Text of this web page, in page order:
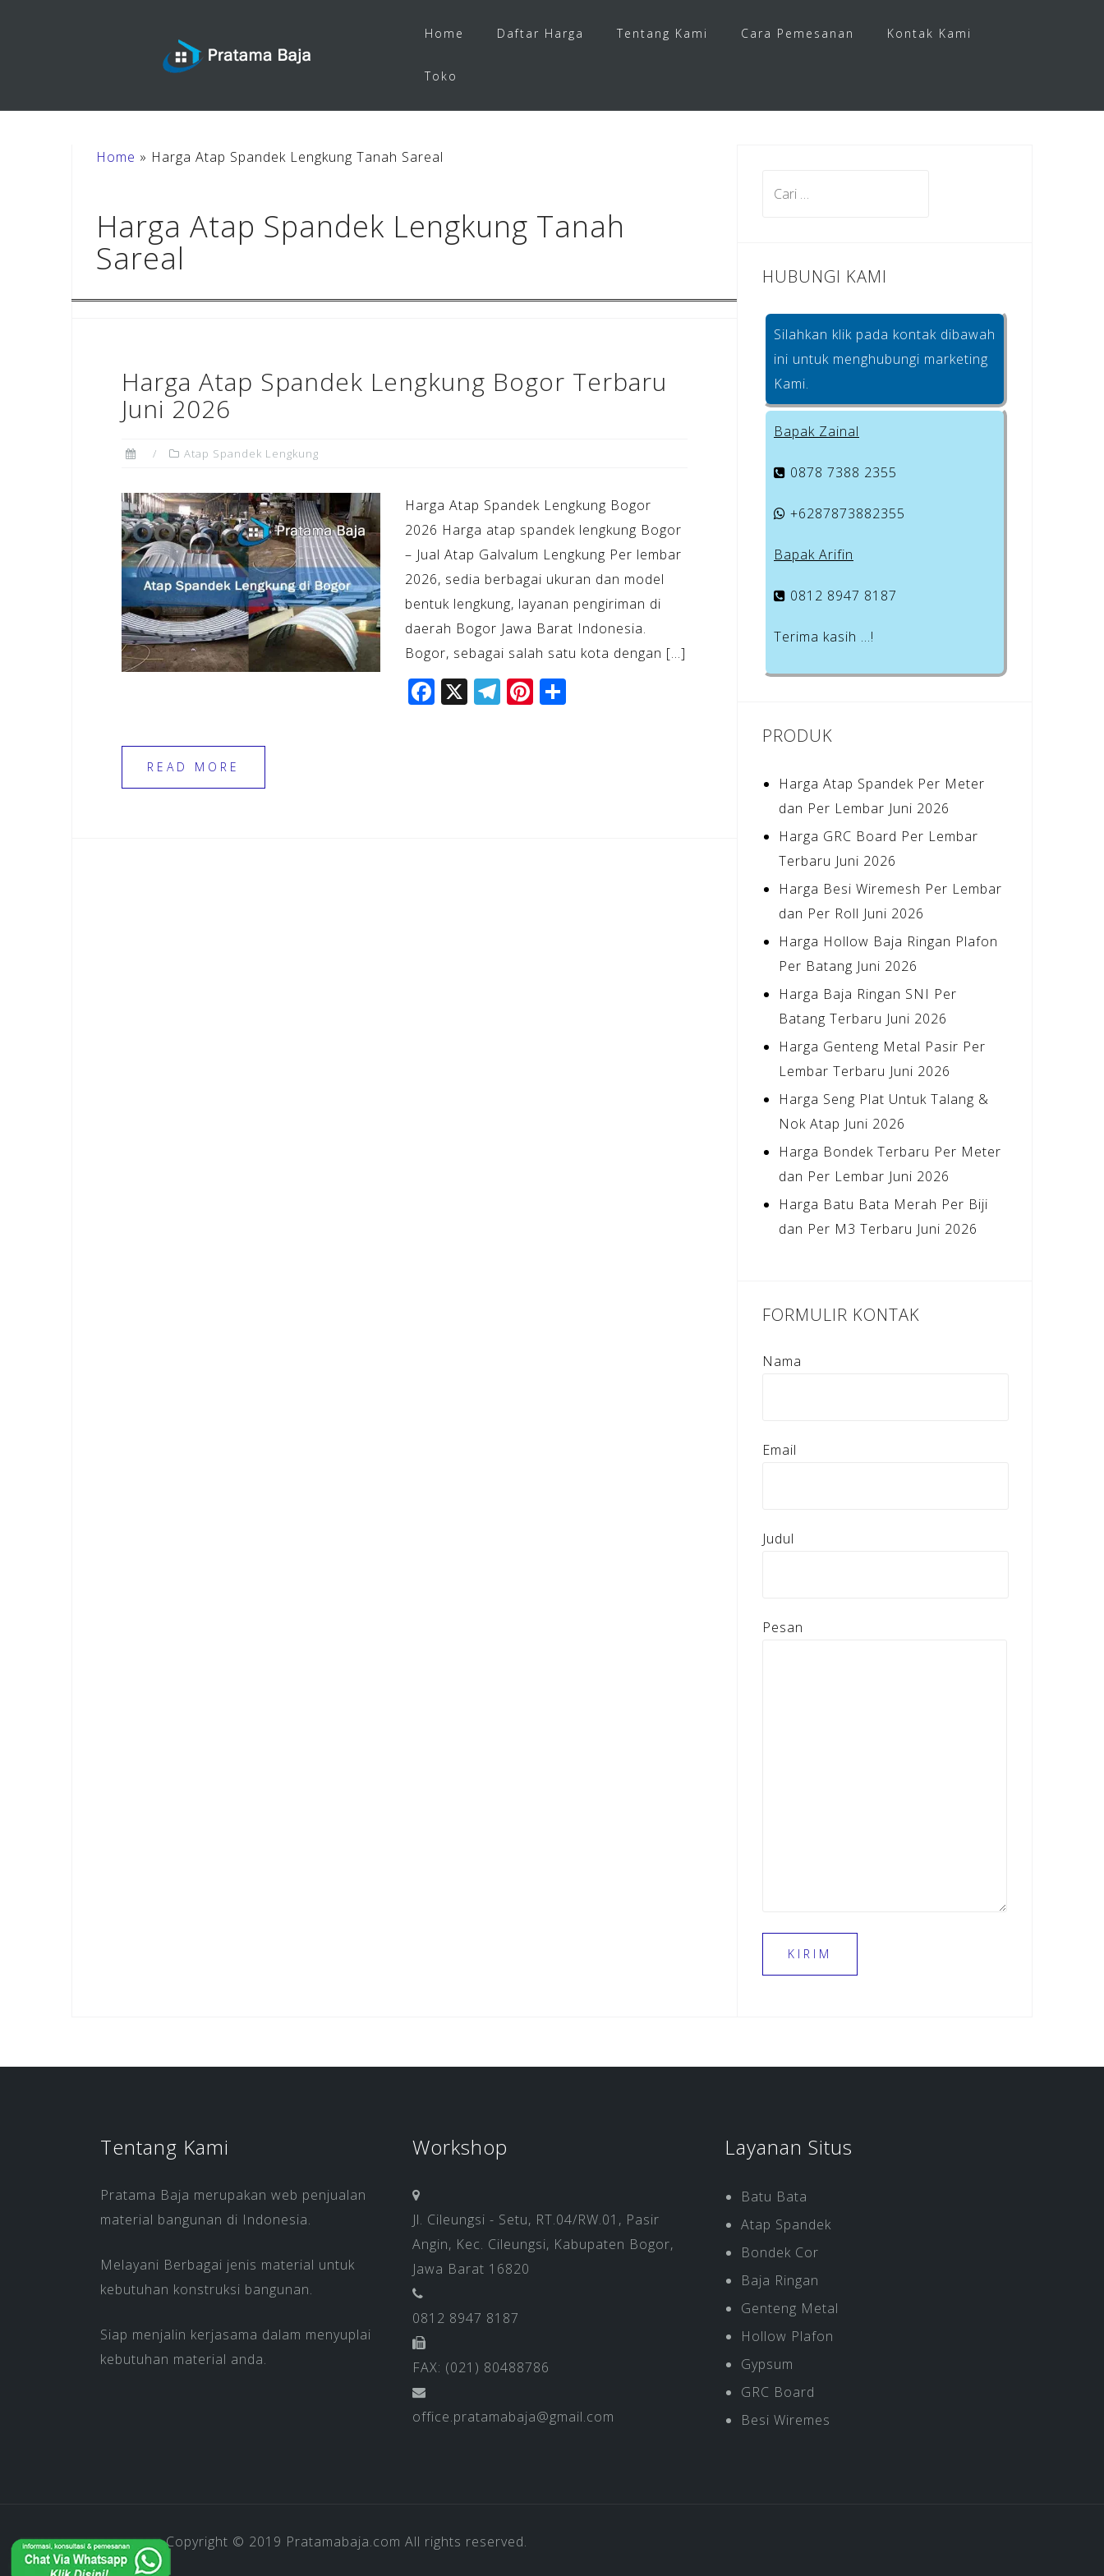
Home Daftar Harga Tentang Kami Cara Pemesanan Kontak Kami
Toko
Home » Harga Atap Spandek Lengkung Tanah Sareal
Harga Atap Spandek Lengkung Tanah
Sareal
Harga Atap Spandek Lengkung Bogor Terbaru
Juni 2026
Atap Spandek Lengkung
Harga Atap Spandek Lengkung Bogor
2026 Harga atap spandek lengkung Bogor
– Jual Atap Galvalum Lengkung Per lembar
2026, sedia berbagai ukuran dan model
bentuk lengkung, layanan pengiriman di
daerah Bogor Jawa Barat Indonesia.
Bogor, sebagai salah satu kota dengan […]
F X T Pi S
READ MORE
HUBUNGI KAMI
Silahkan klik pada kontak dibawah
ini untuk menghubungi marketing
Kami.
Bapak Zainal
0878 7388 2355
+6287873882355
Bapak Arifin
0812 8947 8187
Terima kasih …!
PRODUK
Harga Atap Spandek Per Meter
dan Per Lembar Juni 2026
Harga GRC Board Per Lembar
Terbaru Juni 2026
Harga Besi Wiremesh Per Lembar
dan Per Roll Juni 2026
Harga Hollow Baja Ringan Plafon
Per Batang Juni 2026
Harga Baja Ringan SNI Per
Batang Terbaru Juni 2026
Harga Genteng Metal Pasir Per
Lembar Terbaru Juni 2026
Harga Seng Plat Untuk Talang &
Nok Atap Juni 2026
Harga Bondek Terbaru Per Meter
dan Per Lembar Juni 2026
Harga Batu Bata Merah Per Biji
dan Per M3 Terbaru Juni 2026
FORMULIR KONTAK
Nama
Email
Judul
Pesan
Tentang Kami
Pratama Baja merupakan web penjualan
material bangunan di Indonesia.
Melayani Berbagai jenis material untuk
kebutuhan konstruksi bangunan.
Siap menjalin kerjasama dalam menyuplai
kebutuhan material anda.
Workshop
Jl. Cileungsi - Setu, RT.04/RW.01, Pasir
Angin, Kec. Cileungsi, Kabupaten Bogor,
Jawa Barat 16820
0812 8947 8187
FAX: (021) 80488786
office.pratamabaja@gmail.com
Layanan Situs
Batu Bata
Atap Spandek
Bondek Cor
Baja Ringan
Genteng Metal
Hollow Plafon
Gypsum
GRC Board
Besi Wiremes
Copyright © 2019 Pratamabaja.com All rights reserved.